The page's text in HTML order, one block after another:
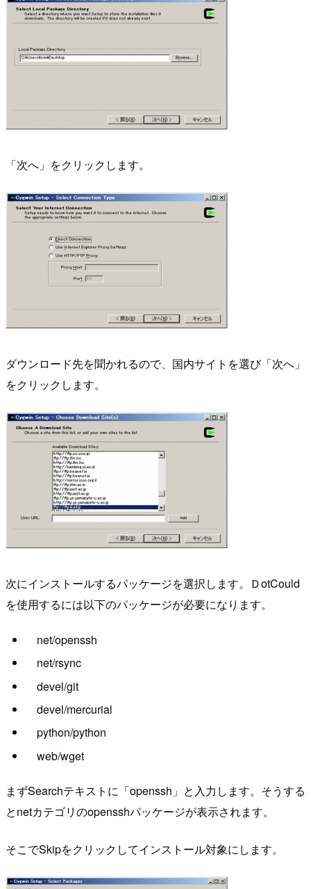
「次へ」をクリックします。
ダウンロード先を聞かれるので、国内サイトを選び「次へ」
をクリックします。
次にインストールするパッケージを選択します。ＤotCould
を使用するには以下のパッケージが必要になります。
net/openssh
net/rsync
devel/git
devel/mercurial
python/python
web/wget
まずSearchテキストに「openssh」と入力します。そうする
とnetカテゴリのopensshパッケージが表示されます。
そこでSkipをクリックしてインストール対象にします。